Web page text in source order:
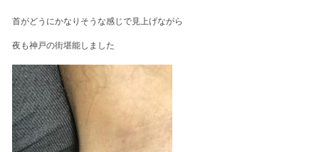
首がどうにかなりそうな感じで見上げながら
夜も神戸の街堪能しました